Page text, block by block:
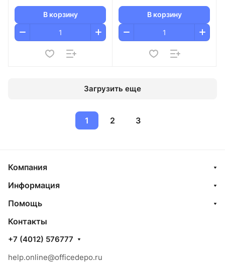
В корзину В корзину
Загрузить еще
1 2 3
Компания
Информация
Помощь
Контакты
+7 (4012) 576777
help.online@officedepo.ru